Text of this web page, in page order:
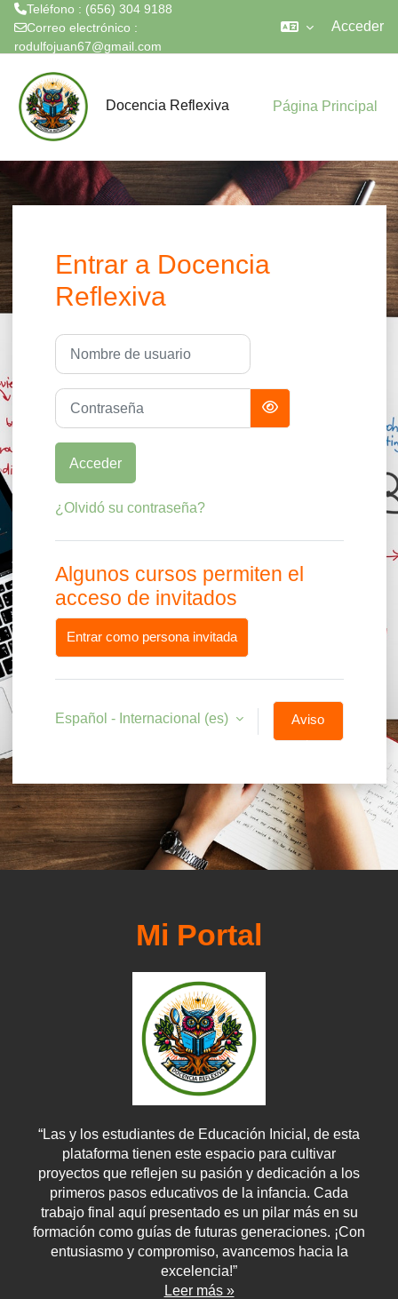
Teléfono : (656) 304 9188
Correo electrónico :
rodulfojuan67@gmail.com
Acceder
Docencia Reflexiva Página Principal
Entrar a Docencia
Reflexiva
Nombre de usuario
Contraseña
Acceder
¿Olvidó su contraseña?
Algunos cursos permiten el
acceso de invitados
Entrar como persona invitada
Español - Internacional ‎(es)‎
Aviso
Mi Portal
“Las y los estudiantes de Educación Inicial, de esta
plataforma tienen este espacio para cultivar
proyectos que reflejen su pasión y dedicación a los
primeros pasos educativos de la infancia. Cada
trabajo final aquí presentado es un pilar más en su
formación como guías de futuras generaciones. ¡Con
entusiasmo y compromiso, avancemos hacia la
excelencia!”
Leer más »